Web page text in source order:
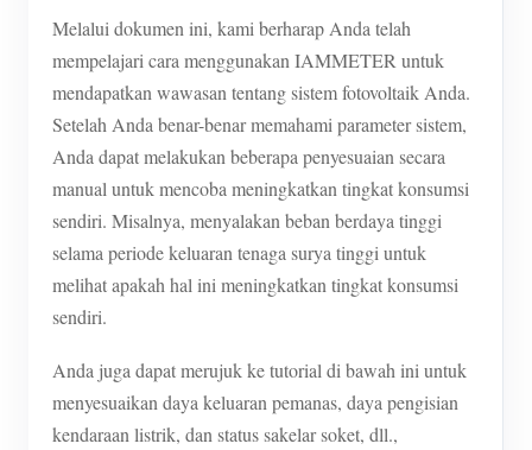
Melalui dokumen ini, kami berharap Anda telah
mempelajari cara menggunakan IAMMETER untuk
mendapatkan wawasan tentang sistem fotovoltaik Anda.
Setelah Anda benar-benar memahami parameter sistem,
Anda dapat melakukan beberapa penyesuaian secara
manual untuk mencoba meningkatkan tingkat konsumsi
sendiri. Misalnya, menyalakan beban berdaya tinggi
selama periode keluaran tenaga surya tinggi untuk
melihat apakah hal ini meningkatkan tingkat konsumsi
sendiri.
Anda juga dapat merujuk ke tutorial di bawah ini untuk
menyesuaikan daya keluaran pemanas, daya pengisian
kendaraan listrik, dan status sakelar soket, dll.,